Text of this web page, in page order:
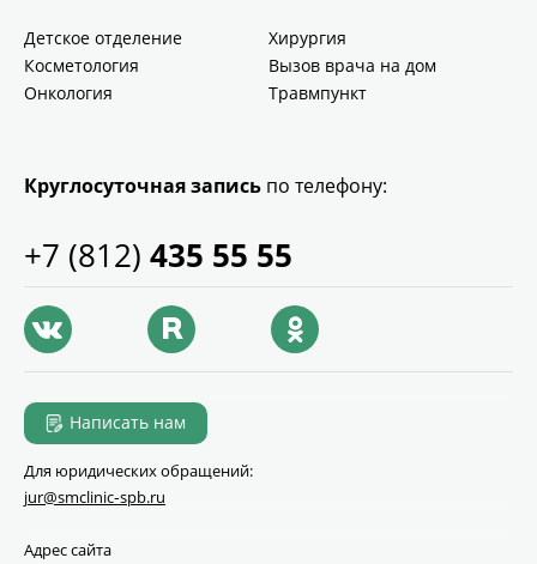
Детское отделение
Хирургия
Косметология
Вызов врача на дом
Онкология
Травмпункт
Круглосуточная запись по телефону:
+7 (812) 435 55 55
Написать нам
Для юридических обращений:
jur@smclinic‑spb.ru
Адрес сайта